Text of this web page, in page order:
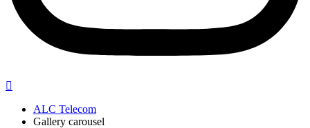
ALC Telecom
Gallery carousel